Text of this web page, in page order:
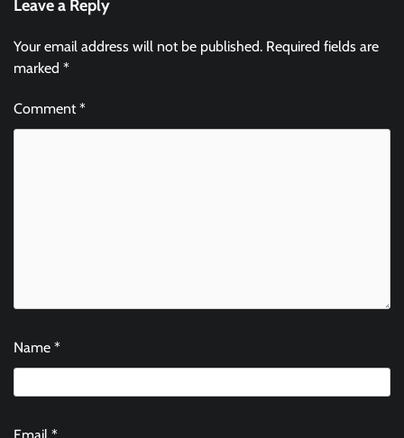
Leave a Reply
Your email address will not be published. Required fields are
marked *
Comment*
Name *